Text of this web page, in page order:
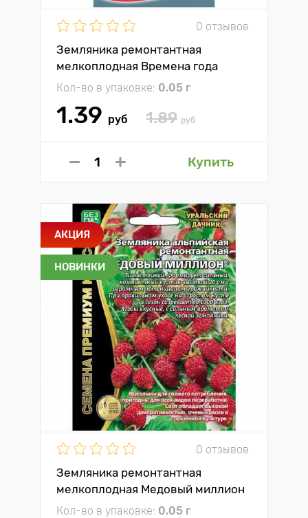
0 отзывов
Земляника ремонтантная
мелкоплодная Времена года
Уральский дачник
Кол-во в упаковке: 0.05 г
1.39 руб 1.89 руб
Купить
АКЦИЯ
НОВИНКИ
0 отзывов
Земляника ремонтантная
мелкоплодная Медовый миллион
Уральский дачник
Кол-во в упаковке: 0.05 г